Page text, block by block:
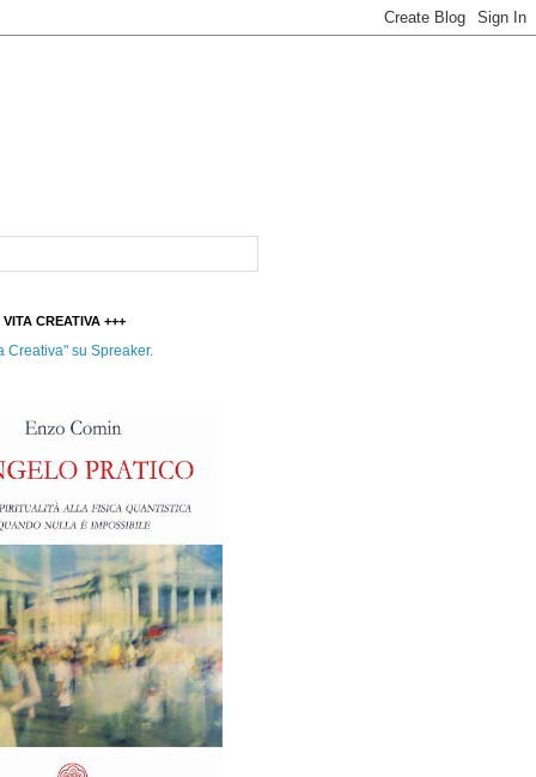
CREATIVA +++
Creativa" su Spreaker.